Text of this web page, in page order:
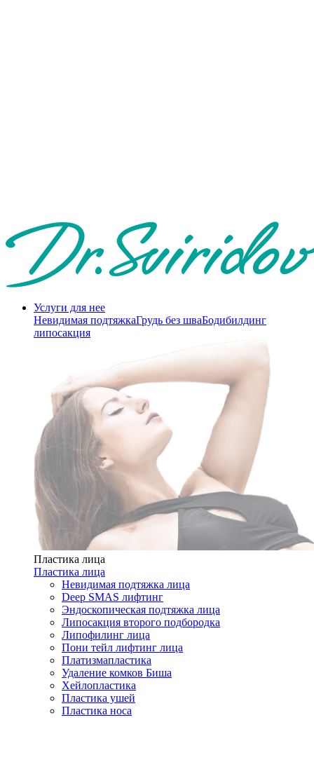
Услуги для нее
Невидимая подтяжкаГрудь без шваБодибилдинг
липосакция
Пластика лица
Пластика лица
Невидимая подтяжка лица
Deep SMAS лифтинг
Эндоскопическая подтяжка лица
Липосакция второго подбородка
Липофилинг лица
Пони тейл лифтинг лица
Платизмапластика
Удаление комков Биша
Хейлопластика
Пластика ушей
Пластика носа